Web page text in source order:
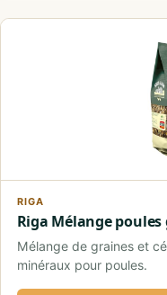
RIGA
Riga Mélange
Mélange de graines et
minéraux pour poules.